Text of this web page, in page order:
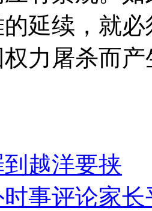
的延续，就
力屠杀而
越洋要挟
事评论家长